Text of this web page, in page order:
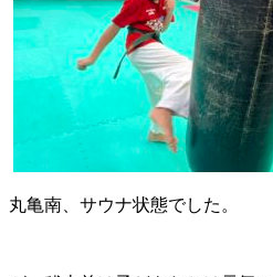
丸亀南、サウナ状態でした。